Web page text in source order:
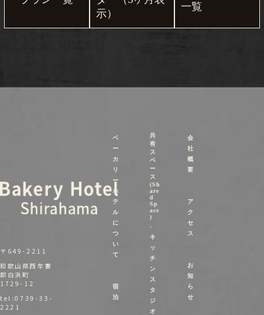
示）
一覧
〒649-2211
和歌山県西牟婁
郡白浜町
1729-12
tel:0739-33-
2221
ベ
ー
カ
リ
ー
ホ
テ
ル
に
つ
い
て
宿
泊
共
有
ス
ペ
ー
ス
(Sh
are
d
Sp
ace
)
-
キ
ッ
チ
ン
ス
タ
ジ
オ
会
社
概
要
ア
ク
セ
ス
お
知
ら
せ